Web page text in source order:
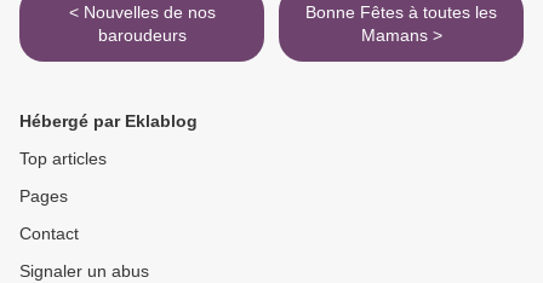
< Nouvelles de nos
baroudeurs
Bonne Fêtes à toutes les
Mamans >
Hébergé par Eklablog
Top articles
Pages
Contact
Signaler un abus